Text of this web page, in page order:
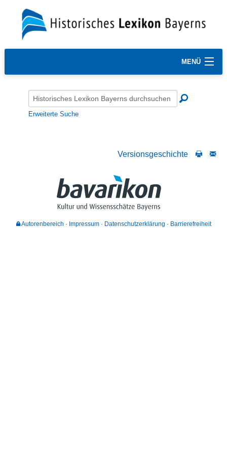
MENÜ
Erweiterte Suche
Versionsgeschichte
Autorenbereich Impressum Datenschutzerklärung Barrierefreiheit